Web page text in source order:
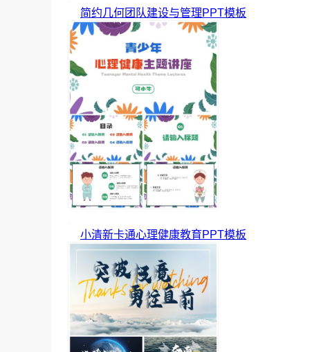
简约几何团队建设与管理PPT模板
小清新卡通心理健康教育PPT模板